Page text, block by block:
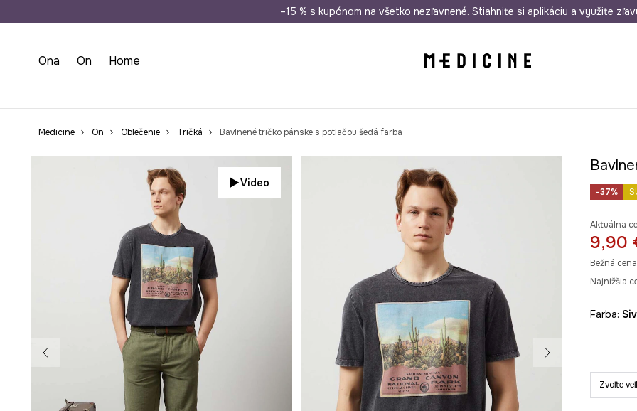
Doprava zadarmo od 50 € Odoslanie aj do 24 hodín 30 dní na
–15 % s kupónom na všetko nezľavnené. Stiahnite si aplikáciu a využite
Ona On Home
Medicine On Oblečenie Tričká Bavlnené tričko pánske s potlačou šedá farba
Video
-37%
Aktuálna
9,90
Bežná
Najnižšia
Farba:
Zvoľte